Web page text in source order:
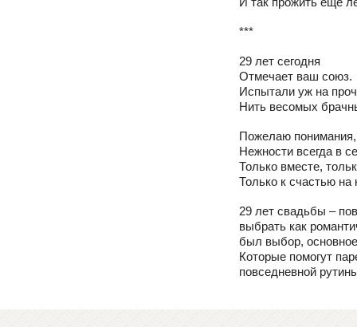
***
29 лет сегодня
Отмечает ваш союз.
Испытали уж на
Нить весомых
Пожелаю понимания,
Нежности всегда в
Только вместе,
Только к счастью на
29 лет свадьбы –
выбрать как
был выбор,
Которые помогут
повседневной